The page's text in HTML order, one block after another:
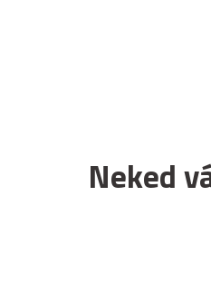
Neked